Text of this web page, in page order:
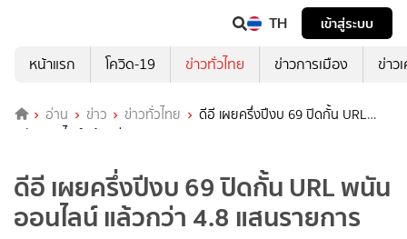
TH
เข้าสู่ระบบ
หน้าแรก
โควิด-19 ข่าวทั่วไทย ข่าวการเมือง ข่าว
อ่าน ข่าว ข่าวทั่วไทย
ดีอี เผยครึ่งปีงบ 69 ปิดกั้น URL
พนันออนไลน์ แล้วกว่า 4.8 แสนรายการ
ดีอี เผยครึ่งปีงบ 69 ปิดกั้น URL พนัน
ออนไลน์ แล้วกว่า 4.8 แสนรายการ